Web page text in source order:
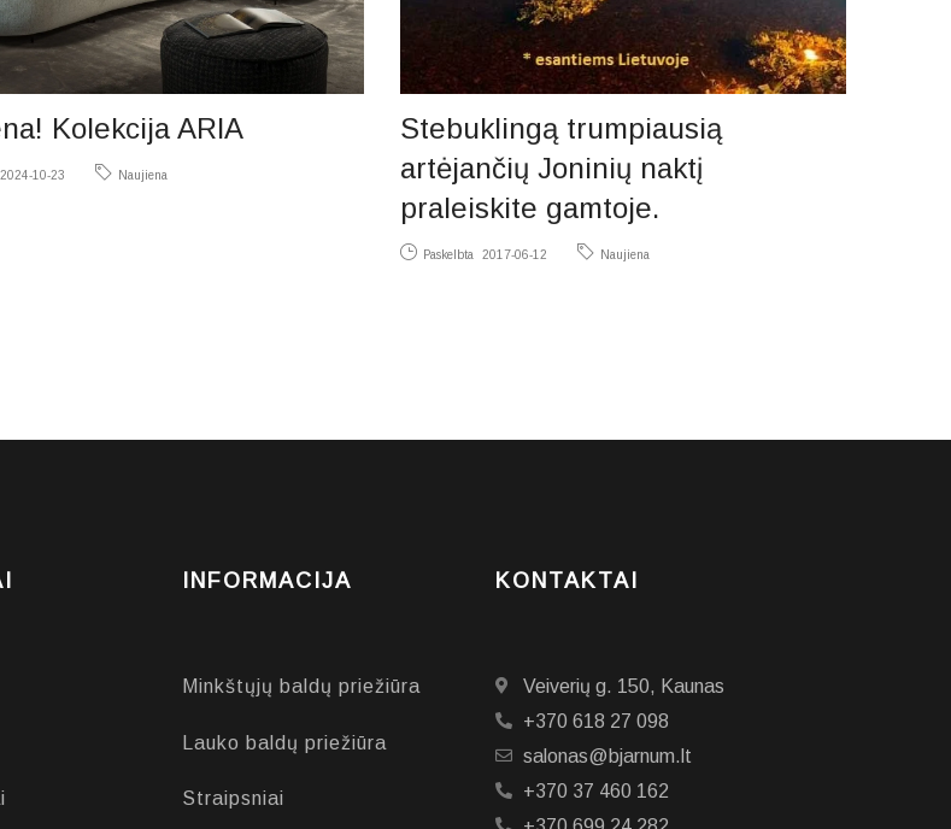
Kolekcija ARIA
2024-10-23 Naujiena
Stebuklingą trumpiausią
artėjančių Joninių naktį
praleiskite gamtoje.
Paskelbta 2017-06-12 Naujiena
INFORMACIJA
Minkštųjų baldų priežiūra
Lauko baldų priežiūra
Straipsniai
KONTAKTAI
Veiverių g. 150, Kaunas
+370 618 27 098
salonas@bjarnum.lt
+370 37 460 162